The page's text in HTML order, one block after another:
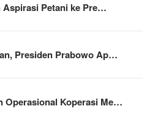
Aspirasi Petani ke Pre…
Presiden Prabowo Ap…
Operasional Koperasi Me…